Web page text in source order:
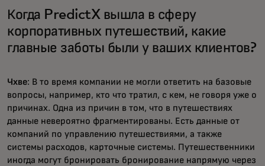
Когда PredictX вышла в сферу
корпоративных путешествий, какие
главные заботы были у ваших клиентов?
Чхве: В то время компании не могли ответить на базовые
вопросы, например, кто что тратил, с кем, не говоря уже о
причинах. Одна из причин в том, что в путешествиях
данные невероятно фрагментированы. Есть данные от
компаний по управлению путешествиями, а также
системы расходов, карточные системы. Путешественники
иногда могут бронировать бронирование напрямую через